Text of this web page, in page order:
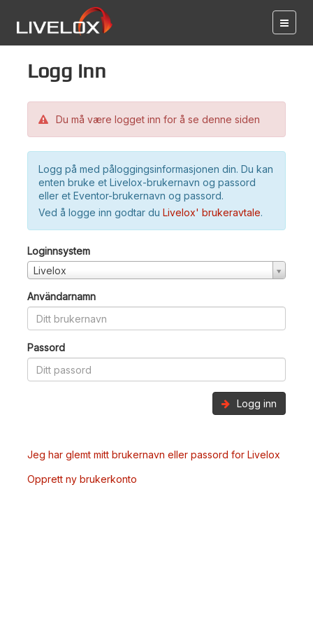
Logg inn
Du må være logget inn for å se denne siden
Logg på med påloggingsinformasjonen din. Du kan
enten bruke et Livelox-brukernavn og passord
eller et Eventor-brukernavn og passord.
Ved å logge inn godtar du Livelox' brukeravtale.
Loginnsystem
Livelox
Användarnamn
Passord
Logg inn
Jeg har glemt mitt brukernavn eller passord for Livelox
Opprett ny brukerkonto